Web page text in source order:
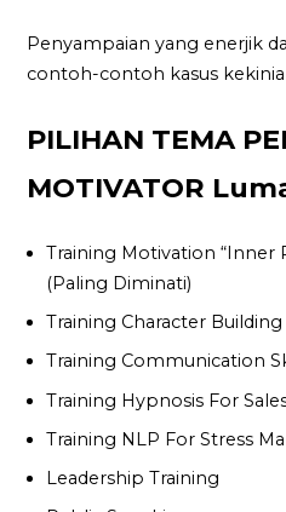
Penyampaian yang enerjik
contoh-contoh kasus
PILIHAN TEMA
MOTIVATOR
Training Motivation “Inner
(Paling Diminati)
Training Character Building
Training Communication
Training Hypnosis For
Training NLP For Stress
Leadership Training